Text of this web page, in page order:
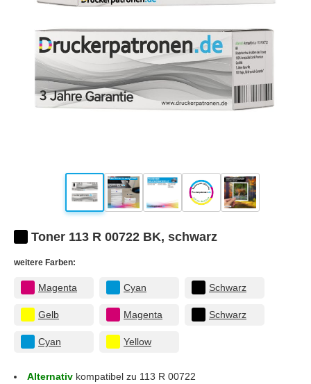
Toner 113 R 00722 BK, schwarz
weitere Farben:
Magenta Cyan Schwarz
Gelb Magenta Schwarz
Cyan Yellow
Alternativ kompatibel zu 113 R 00722